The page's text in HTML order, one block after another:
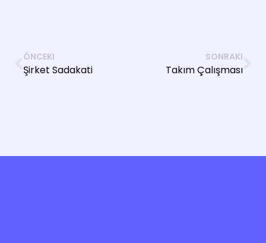
ÖNCEKI
Şirket Sadakati
SONRAKI
Takım Çalışması